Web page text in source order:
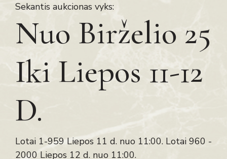
Sekantis aukcionas vyks:
Nuo Birželio 25
Iki Liepos 11-12
D.
Lotai 1-959 Liepos 11 d. nuo 11:00. Lotai 960 -
2000 Liepos 12 d. nuo 11:00.